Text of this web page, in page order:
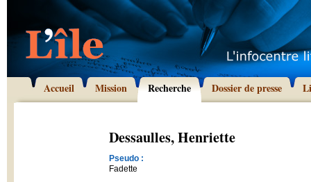
Accueil Mission Recherche Dossier de presse
Dessaulles, Henriette
Pseudo :
Fadette